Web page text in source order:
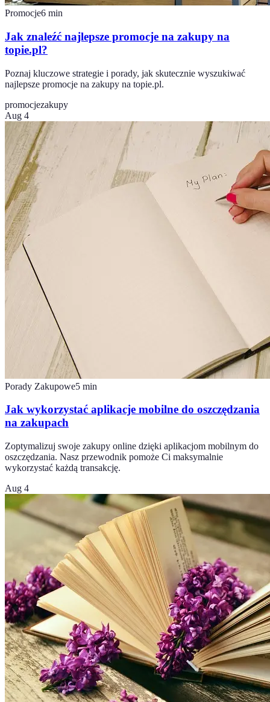
Promocje6 min
Jak znaleźć najlepsze promocje na zakupy na
topie.pl?
Poznaj kluczowe strategie i porady, jak skutecznie wyszukiwać
najlepsze promocje na zakupy na topie.pl.
promocjezakupy
Aug 4
Porady Zakupowe5 min
Jak wykorzystać aplikacje mobilne do oszczędzania
na zakupach
Zoptymalizuj swoje zakupy online dzięki aplikacjom mobilnym do
oszczędzania. Nasz przewodnik pomoże Ci maksymalnie
wykorzystać każdą transakcję.
Aug 4